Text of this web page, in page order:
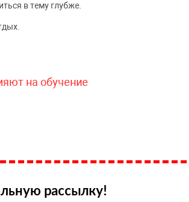
в тему глубже.
на обучение
рассылку!